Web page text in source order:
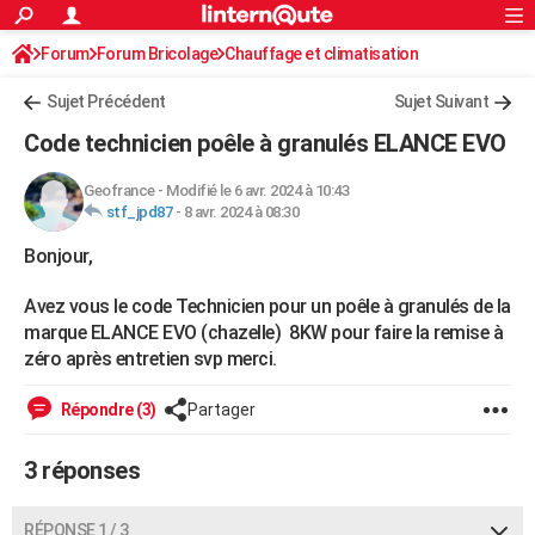
ACTUALITÉS
Politique
Société
Faits Divers
Education
Monde
Villes
+
FINANCE
Retraite
Impôts
Epargne
Immobilier
Risques naturels par ville
Banque
Assurance
Crédit
AUTO
Essais
Réserver un essai
Citadines
Berlines
SUV
Forum auto
+HIGH-TECH
Mobiles
Meilleur smartphone
Internet
Ordinateurs
Jeux vidéo
Guide high-tech
+
Forum
Aménagement intérieur
Extérieur
Cuisine
Salle de bains
Jardinage
Rangement
WEEK-END
Guides de France
Escapades
Patrimoine
Expositions
Musées
Week-end nature
LIFESTYLE
Art de vivre
Bien-être
Loisirs
ModeModes de vie
SANTE
VOYAGE
Rechercher
S'inscrire
Connexion
Forum Forum Bricolage Chauffage et climatisation
Chauffage bois/pellet/granulés
Sujet Précédent Sujet Suivant
Code technicien poêle à granulés ELANCE EVO
Geofrance- Modifié le 6 avr. 2024 à 10:43
stf_jpd87- 8 avr. 2024 à 08:30
Bonjour,
Avez vous le code Technicien pour un poêle à granulés de la
marque ELANCE EVO (chazelle) 8KW pour faire la remise à
zéro après entretien svp merci.
Répondre (3) Partager
3 réponses
RÉPONSE 1 / 3